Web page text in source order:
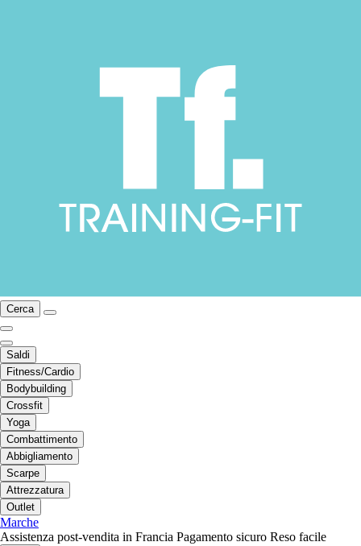
Cerca
Saldi
Fitness/Cardio
Bodybuilding
Crossfit
Yoga
Combattimento
Abbigliamento
Scarpe
Attrezzatura
Outlet
Marche
Assistenza post-vendita in Francia Pagamento sicuro Reso facile